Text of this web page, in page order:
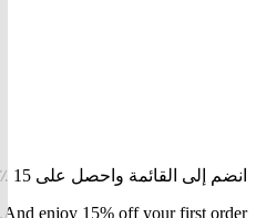
انضم إلى القائمة واحصل على 15 ٪ من طلبك الأول
And enjoy 15% off your first order.